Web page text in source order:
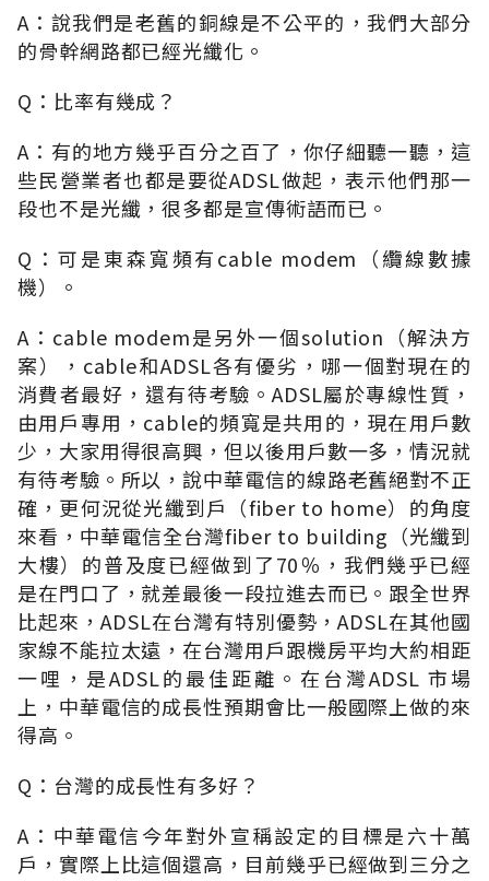
A：說我們是老舊的銅線是不公平的，我們大部分
的骨幹網路都已經光纖化。
Q：比率有幾成？
A：有的地方幾乎百分之百了，你仔細聽一聽，這
些民營業者也都是要從ADSL做起，表示他們那一
段也不是光纖，很多都是宣傳術語而已。
Q：可是東森寬頻有cable modem（纜線數據
機）。
A：cable modem是另外一個solution（解決方
案），cable和ADSL各有優劣，哪一個對現在的
消費者最好，還有待考驗。ADSL屬於專線性質，
由用戶專用，cable的頻寬是共用的，現在用戶數
少，大家用得很高興，但以後用戶數一多，情況就
有待考驗。所以，說中華電信的線路老舊絕對不正
確，更何況從光纖到戶（fiber to home）的角度
來看，中華電信全台灣fiber to building（光纖到
大樓）的普及度已經做到了70％，我們幾乎已經
是在門口了，就差最後一段拉進去而已。跟全世界
比起來，ADSL在台灣有特別優勢，ADSL在其他國
家線不能拉太遠，在台灣用戶跟機房平均大約相距
一哩，是ADSL的最佳距離。在台灣ADSL 市場
上，中華電信的成長性預期會比一般國際上做的來
得高。
Q：台灣的成長性有多好？
A：中華電信今年對外宣稱設定的目標是六十萬
戶，實際上比這個還高，目前幾乎已經做到三分之